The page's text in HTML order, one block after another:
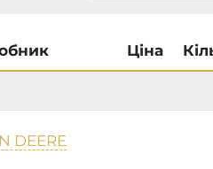
Ціна
DEERE